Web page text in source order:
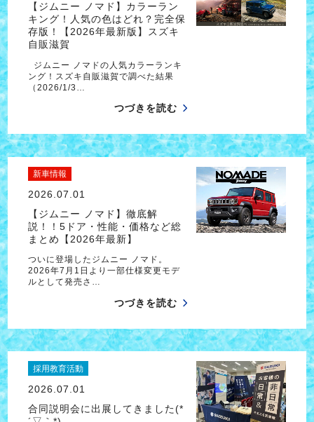
【ジムニー ノマド】カラーラン
キング！人気の色はどれ？完全保
存版！【2026年最新版】スズキ
自販滋賀
ジムニー ノマドの人気カラーランキ
ング！スズキ自販滋賀で調べた結果
（2026/1/3…
つづきを読む
新車情報
2026.07.01
【ジムニー ノマド】徹底解
説！！5ドア・性能・価格など総
まとめ【2026年最新】
ついに登場したジムニー ノマド。
2026年7月1日より一部仕様変更モデ
ルとして発売さ…
つづきを読む
採用教育活動
2026.07.01
合同説明会に出展してきました(*